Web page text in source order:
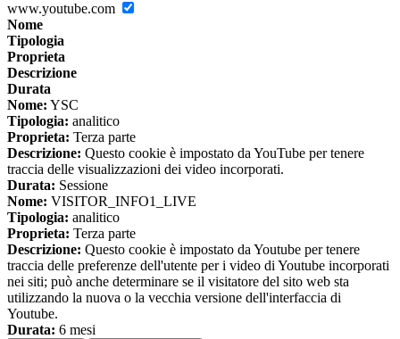
www.youtube.com
Nome
Tipologia
Proprieta
Descrizione
Durata
Nome: YSC
Tipologia: analitico
Proprieta: Terza parte
Descrizione: Questo cookie è impostato da YouTube per tenere
traccia delle visualizzazioni dei video incorporati.
Durata: Sessione
Nome: VISITOR_INFO1_LIVE
Tipologia: analitico
Proprieta: Terza parte
Descrizione: Questo cookie è impostato da Youtube per tenere
traccia delle preferenze dell'utente per i video di Youtube incorporati
nei siti; può anche determinare se il visitatore del sito web sta
utilizzando la nuova o la vecchia versione dell'interfaccia di
Youtube.
Durata: 6 mesi